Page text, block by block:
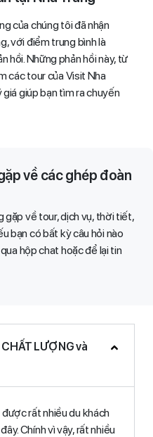
của chúng tôi đã nhận
với điểm trung bình là
Những phản hồi này, từ
các tour của Visit Nha
giúp bạn tìm ra chuyến
về các ghép đoàn
về tour, dịch vụ, thời tiết,
bạn có bất kỳ câu hỏi nào
hộp chat hoặc để lại tin
LƯỢNG và
rất nhiều du khách
Chính vì vậy, rất nhiều